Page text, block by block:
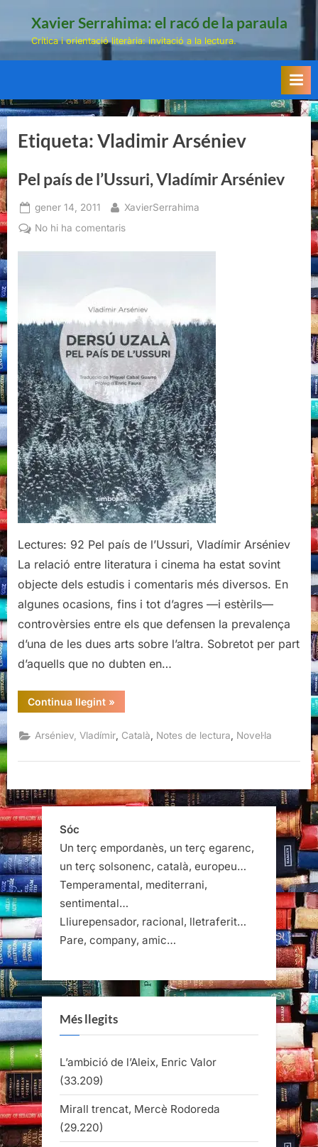
Xavier Serrahima: el racó de la paraula
Crítica i orientació literària: invitació a la lectura.
Etiqueta:Vladimir Arséniev
Pel país de l’Ussuri, Vladímir Arséniev
Posted
on
gener 14, 2011 By
XavierSerrahima
No hi ha comentarisa
Vladímir
Arséniev
Lectures: 92 Pel país de l’Ussuri, Vladímir Arséniev
La relació entre literatura i cinema ha estat sovint
objecte dels estudis i comentaris més diversos. En
algunes ocasions, fins i tot d’agres —i estèrils—
controvèrsies entre els que defensen la prevalença
d’una de les dues arts sobre l’altra. Sobretot per part
d’aquells que no dubten en…
Continua llegint“Pel
país
l’Ussuri,
Vladímir
»
Arséniev, Vladímir Català Notes de lectura Novel·la
Sóc
Un terç empordanès, un terç egarenc,
un terç solsonenc, català, europeu…
Temperamental, mediterrani,
sentimental…
Lliurepensador, racional, lletraferit…
Pare, company, amic…
Més llegits
L’ambició de l’Aleix, Enric Valor
(33.209)
Mirall trencat, Mercè Rodoreda
(29.220)